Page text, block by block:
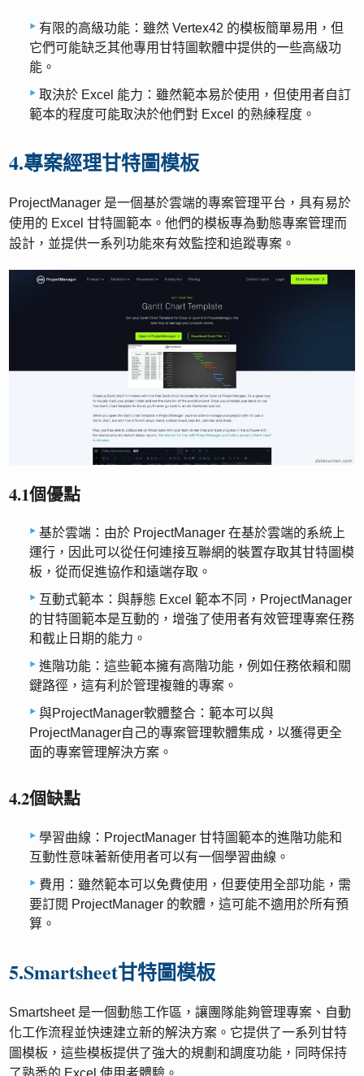
有限的高級功能：雖然 Vertex42 的模板簡單易用，但
它們可能缺乏其他專用甘特圖軟體中提供的一些高級功
能。
取決於 Excel 能力：雖然範本易於使用，但使用者自訂
範本的程度可能取決於他們對 Excel 的熟練程度。
4.專案經理甘特圖模板
ProjectManager 是一個基於雲端的專案管理平台，具有易於
使用的 Excel 甘特圖範本。他們的模板專為動態專案管理而
設計，並提供一系列功能來有效監控和追蹤專案。
4.1個優點
基於雲端：由於 ProjectManager 在基於雲端的系統上
運行，因此可以從任何連接互聯網的裝置存取其甘特圖模
板，從而促進協作和遠端存取。
互動式範本：與靜態 Excel 範本不同，ProjectManager
的甘特圖範本是互動的，增強了使用者有效管理專案任務
和截止日期的能力。
進階功能：這些範本擁有高階功能，例如任務依賴和關
鍵路徑，這有利於管理複雜的專案。
與ProjectManager軟體整合：範本可以與
ProjectManager自己的專案管理軟體集成，以獲得更全
面的專案管理解決方案。
4.2個缺點
學習曲線：ProjectManager 甘特圖範本的進階功能和
互動性意味著新使用者可以有一個學習曲線。
費用：雖然範本可以免費使用，但要使用全部功能，需
要訂閱 ProjectManager 的軟體，這可能不適用於所有預
算。
5.Smartsheet甘特圖模板
Smartsheet 是一個動態工作區，讓團隊能夠管理專案、自動
化工作流程並快速建立新的解決方案。它提供了一系列甘特
圖模板，這些模板提供了強大的規劃和調度功能，同時保持
了熟悉的 Excel 使用者體驗。